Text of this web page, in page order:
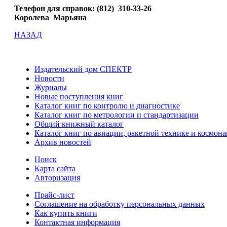
Телефон для справок: (812) 310-33-26
Королева Марьяна
НАЗАД
Издательский дом СПЕКТР
Новости
Журналы
Новые поступления книг
Каталог книг по контролю и диагностике
Каталог книг по метрологии и стандартизации
Общий книжный каталог
Каталог книг по авиации, ракетной технике и
Архив новостей
Поиск
Карта сайта
Авторизация
Прайс-лист
Соглашение на обработку персональных данных
Как купить книги
Контактная информация